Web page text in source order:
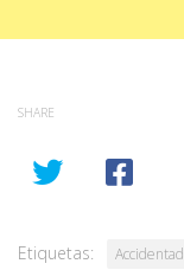
SHARE
Etiquetas: